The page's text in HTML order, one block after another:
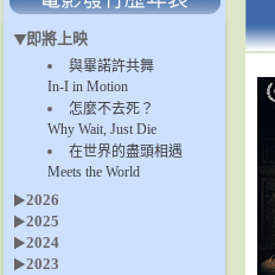
即將上映
與畢諾許共舞
In-I in Motion
怎麼不去死？
Why Wait, Just Die
在世界的盡頭相遇
Meets the World
2026
2025
2024
2023